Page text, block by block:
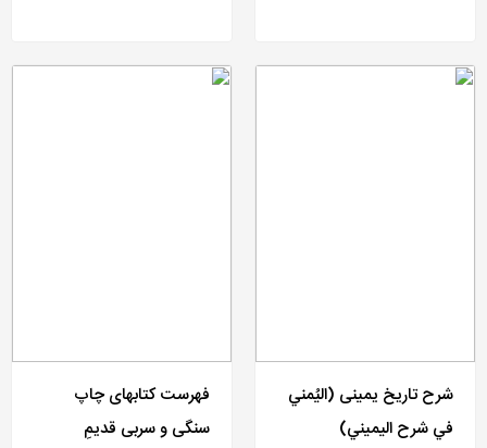
شرح تاریخ یمینی (الیُمني
في شرح الیمیني)
فهرست کتابهای چاپ
سنگی و سربی قدیمِ